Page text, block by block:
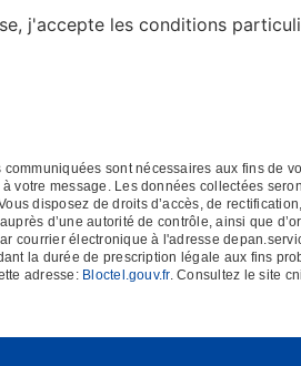
j'accepte les conditions
communiquées sont nécessaires aux fins de
votre message. Les données collectées
disposez de droits d’accès, de
d’une autorité de contrôle, ainsi que
courrier électronique à l'adresse
la durée de prescription légale aux fins
adresse: Bloctel.gouv.fr. Consultez le site